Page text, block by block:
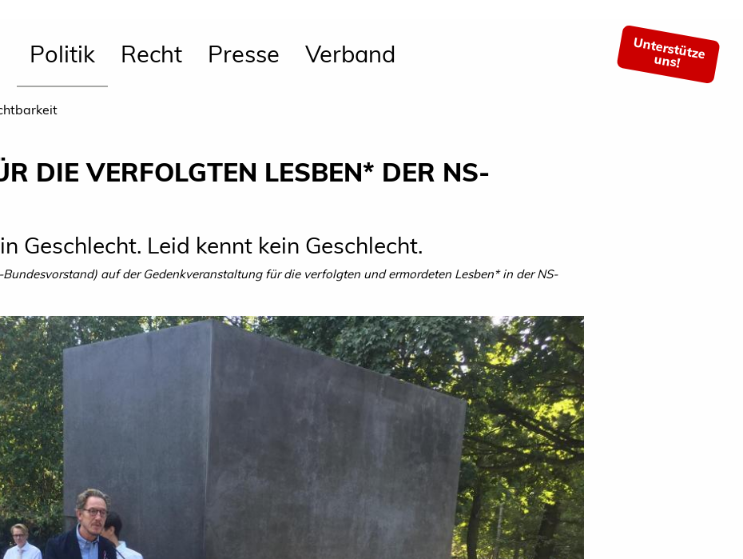
Politik Recht Presse Verband Unterstütze
uns!
DIE VERFOLGTEN LESBEN* DER NS-
Geschlecht. Leid kennt kein Geschlecht.
auf der Gedenkveranstaltung für die verfolgten und ermordeten Lesben* in der NS-